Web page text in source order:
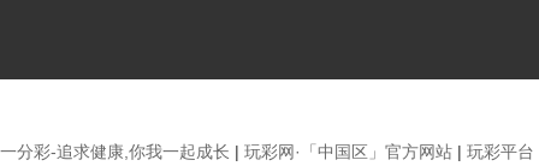
一分彩-追求健康,你我一起成长 | 玩彩网·「中国区」官方网站 | 玩彩平台